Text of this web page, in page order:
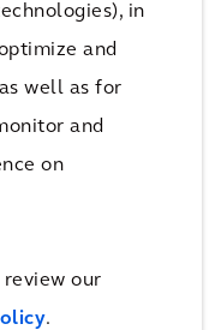
in
and
well as for
and
on
review our
.
de
worden
te pakken.
strijd
aan